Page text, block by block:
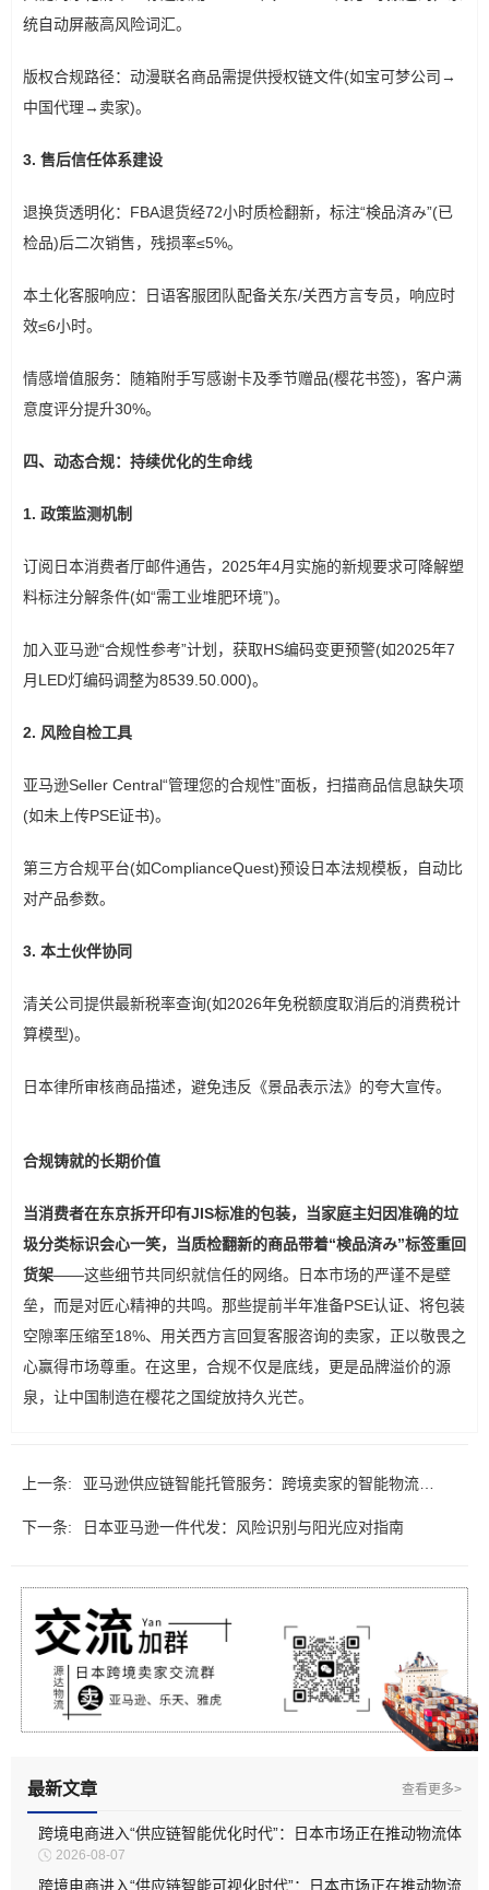
统自动屏蔽高风险词汇。
版权合规路径：动漫联名商品需提供授权链文件(如宝可梦公司→
中国代理→卖家)。
3. 售后信任体系建设
退换货透明化：FBA退货经72小时质检翻新，标注“検品済み”(已
检品)后二次销售，残损率≤5%。
本土化客服响应：日语客服团队配备关东/关西方言专员，响应时
效≤6小时。
情感增值服务：随箱附手写感谢卡及季节赠品(樱花书签)，客户满
意度评分提升30%。
四、动态合规：持续优化的生命线
1. 政策监测机制
订阅日本消费者厅邮件通告，2025年4月实施的新规要求可降解塑
料标注分解条件(如“需工业堆肥环境”)。
加入亚马逊“合规性参考”计划，获取HS编码变更预警(如2025年7
月LED灯编码调整为8539.50.000)。
2. 风险自检工具
亚马逊Seller Central“管理您的合规性”面板，扫描商品信息缺失项
(如未上传PSE证书)。
第三方合规平台(如ComplianceQuest)预设日本法规模板，自动比
对产品参数。
3. 本土伙伴协同
清关公司提供最新税率查询(如2026年免税额度取消后的消费税计
算模型)。
日本律所审核商品描述，避免违反《景品表示法》的夸大宣传。
合规铸就的长期价值
当消费者在东京拆开印有JIS标准的包装，当家庭主妇因准确的垃
圾分类标识会心一笑，当质检翻新的商品带着“検品済み”标签重回
货架——这些细节共同织就信任的网络。日本市场的严谨不是壁
垒，而是对匠心精神的共鸣。那些提前半年准备PSE认证、将包装
空隙率压缩至18%、用关西方言回复客服咨询的卖家，正以敬畏之
心赢得市场尊重。在这里，合规不仅是底线，更是品牌溢价的源
泉，让中国制造在樱花之国绽放持久光芒。
上一条: 亚马逊供应链智能托管服务：跨境卖家的智能物流伙
伴
下一条: 日本亚马逊一件代发：风险识别与阳光应对指南
最新文章 查看更多>
跨境电商进入“供应链智能优化时代”：日本市场正在推动物流体
系深度升级
2026-08-07
跨境电商进入“供应链智能可视化时代”：日本市场正在推动物流